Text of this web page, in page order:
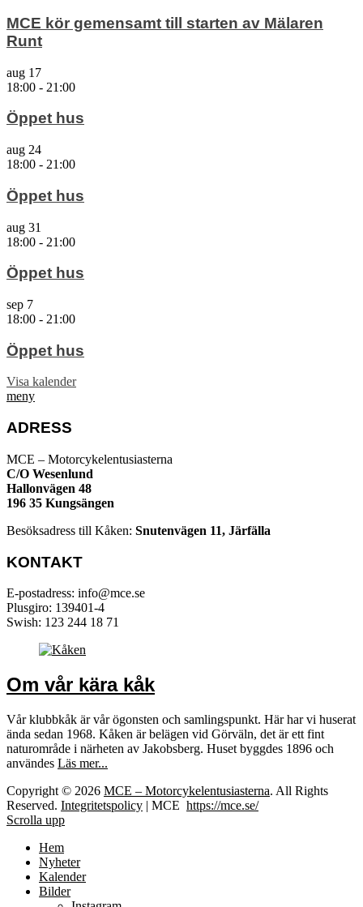
MCE kör gemensamt till starten av Mälaren
Runt
aug 17
18:00 - 21:00
Öppet hus
aug 24
18:00 - 21:00
Öppet hus
aug 31
18:00 - 21:00
Öppet hus
sep 7
18:00 - 21:00
Öppet hus
Visa kalender
meny
ADRESS
MCE – Motorcykelentusiasterna
C/O Wesenlund
Hallonvägen 48
196 35 Kungsängen
Besöksadress till Kåken: Snutenvägen 11, Järfälla
KONTAKT
E-postadress: info@mce.se
Plusgiro: 139401-4
Swish: 123 244 18 71
Om vår kära kåk
Vår klubbkåk är vår ögonsten och samlingspunkt. Här har vi huserat
ända sedan 1968. Kåken är belägen vid Görväln, det är ett fint
naturområde i närheten av Jakobsberg. Huset byggdes 1896 och
användes Läs mer...
Copyright © 2026 MCE – Motorcykelentusiasterna. All Rights
Reserved. Integritetspolicy | MCE https://mce.se/
Scrolla upp
Hem
Nyheter
Kalender
Bilder